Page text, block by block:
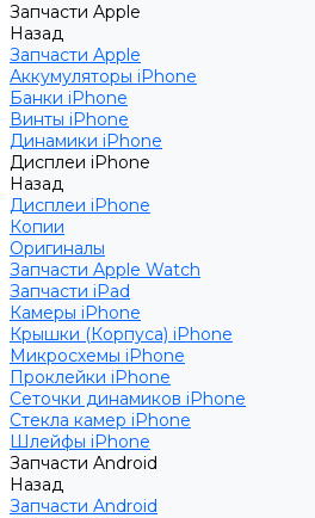
Запчасти Apple
Назад
Запчасти Apple
Аккумуляторы iPhone
Банки iPhone
Винты iPhone
Динамики iPhone
Дисплеи iPhone
Назад
Дисплеи iPhone
Копии
Оригиналы
Запчасти Apple Watch
Запчасти iPad
Камеры iPhone
Крышки (Корпуса) iPhone
Микросхемы iPhone
Проклейки iPhone
Сеточки динамиков iPhone
Стекла камер iPhone
Шлейфы iPhone
Запчасти Android
Назад
Запчасти Android